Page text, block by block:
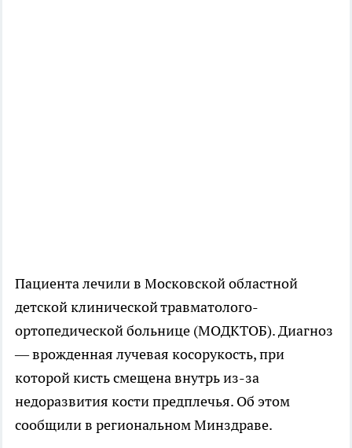
Пациента лечили в Московской областной
детской клинической травматолого-
ортопедической больнице (МОДКТОБ). Диагноз
— врожденная лучевая косорукость, при
которой кисть смещена внутрь из-за
недоразвития кости предплечья. Об этом
сообщили в региональном Минздраве.